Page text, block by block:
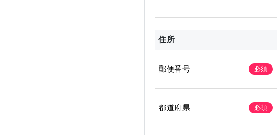
住所
郵便番号 必須
都道府県 必須